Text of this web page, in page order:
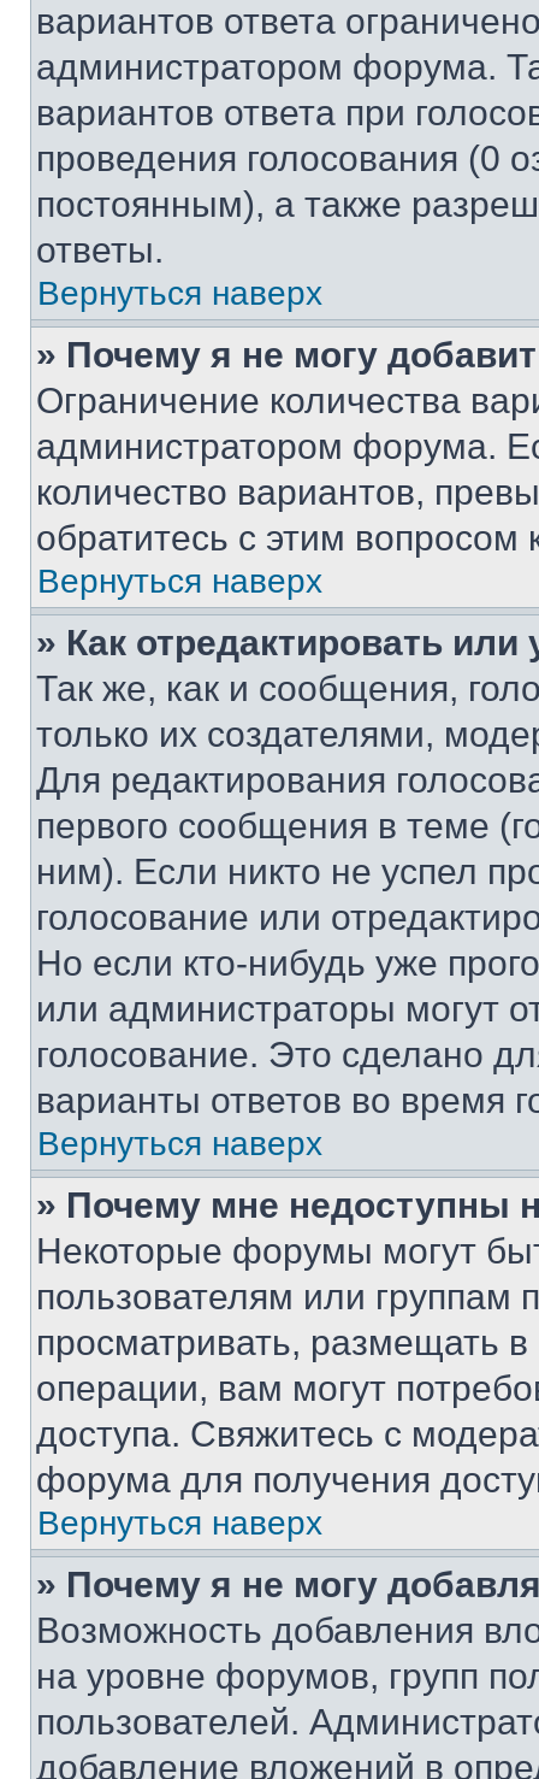
вариантов ответа
администратором форума.
вариантов ответа при
проведения голосования (0
постоянным), а также
ответы.
Вернуться наверх
» Почему я не могу
Ограничение количества
администратором форума.
количество вариантов,
обратитесь с этим вопросом
Вернуться наверх
» Как отредактировать
Так же, как и сообщения,
только их создателями,
Для редактирования
первого сообщения в теме
ним). Если никто не успел
голосование или
Но если кто-нибудь уже
или администраторы могут
голосование. Это сделано
варианты ответов во время
Вернуться наверх
» Почему мне недоступны
Некоторые форумы могут
пользователям или группам
просматривать, размещать
операции, вам могут
доступа. Свяжитесь с
форума для получения
Вернуться наверх
» Почему я не могу
Возможность добавления
на уровне форумов, групп
пользователей.
добавление вложений в